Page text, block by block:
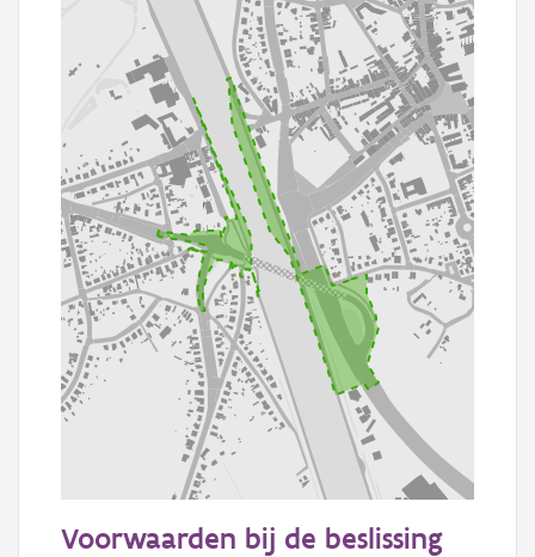
Informatie Vlaanderen
Voorwaarden bij de beslissing